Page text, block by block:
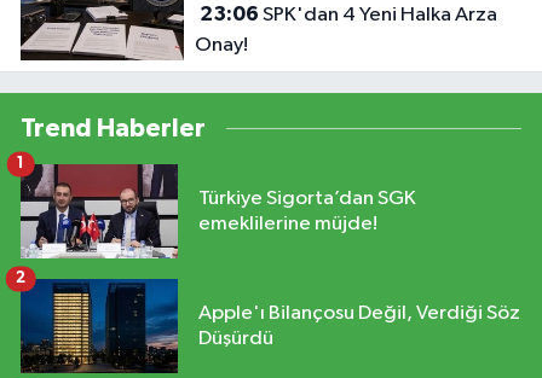
23:06
Onay!
Trend Haberler
Türkiye Sigorta’dan SGK
emeklilerine müjde!
1
Apple'ı Bilançosu Değil, Verdiği Söz
Düşürdü
2